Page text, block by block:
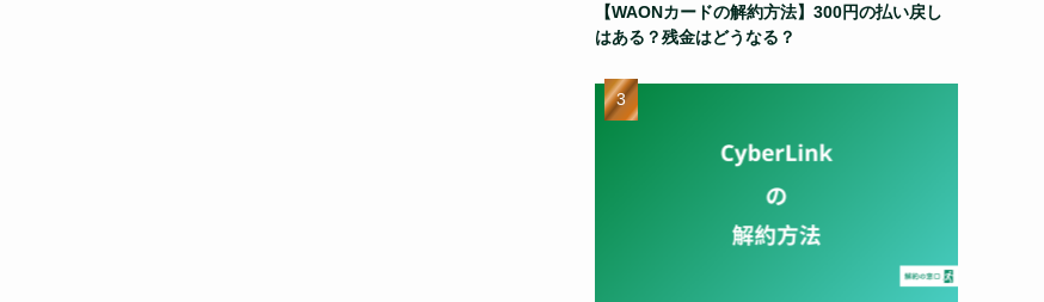
【WAONカードの解約方法】300円の払い戻し
はある？残金はどうなる？